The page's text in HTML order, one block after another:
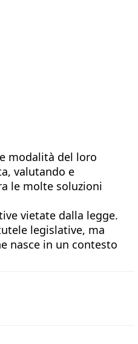
modalità del loro
valutando e
le molte soluzioni
vietate dalla legge.
legislative, ma
nasce in un contesto